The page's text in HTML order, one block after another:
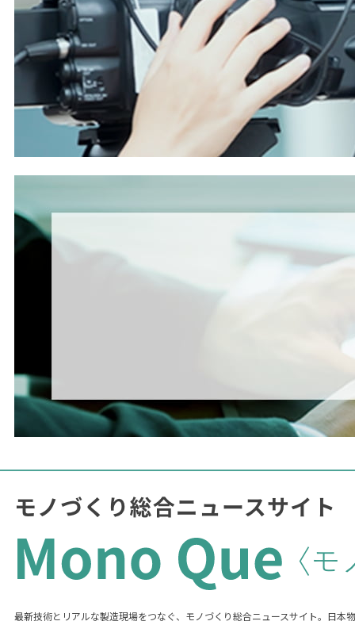
最新技術とリアルな製造現場をつなぐ、モノづくり総合ニュースサイト。日本